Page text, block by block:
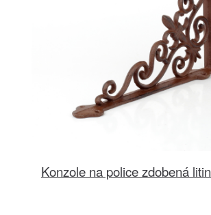
Konzole na police zdobená